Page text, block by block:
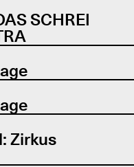
SCHREI
Zirkus